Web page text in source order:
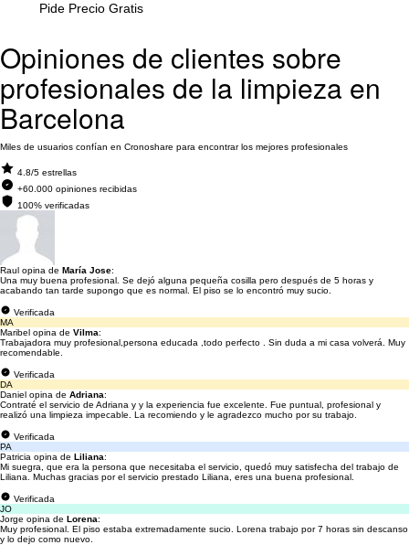
Pide Precio Gratis
Opiniones de clientes sobre
profesionales de la limpieza en
Barcelona
Miles de usuarios confían en Cronoshare para encontrar los mejores profesionales
4.8/5 estrellas
+60.000 opiniones recibidas
100% verificadas
Raul opina de María Jose:
Una muy buena profesional. Se dejó alguna pequeña cosilla pero después de 5 horas y
acabando tan tarde supongo que es normal. El piso se lo encontró muy sucio.
Verificada
MA
Maribel opina de Vilma:
Trabajadora muy profesional,persona educada ,todo perfecto . Sin duda a mi casa volverá. Muy
recomendable.
Verificada
DA
Daniel opina de Adriana:
Contraté el servicio de Adriana y y la experiencia fue excelente. Fue puntual, profesional y
realizó una limpieza impecable. La recomiendo y le agradezco mucho por su trabajo.
Verificada
PA
Patricia opina de Liliana:
Mi suegra, que era la persona que necesitaba el servicio, quedó muy satisfecha del trabajo de
Liliana. Muchas gracias por el servicio prestado Liliana, eres una buena profesional.
Verificada
JO
Jorge opina de Lorena:
Muy profesional. El piso estaba extremadamente sucio. Lorena trabajo por 7 horas sin descanso
y lo dejo como nuevo.